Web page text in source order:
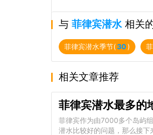
与 菲律宾潜水相关
菲律宾潜水季节(30)
相关文章推荐
菲律宾潜水最多的
菲律宾作为由7000多个岛屿
潜水比较好的问题，那么接下